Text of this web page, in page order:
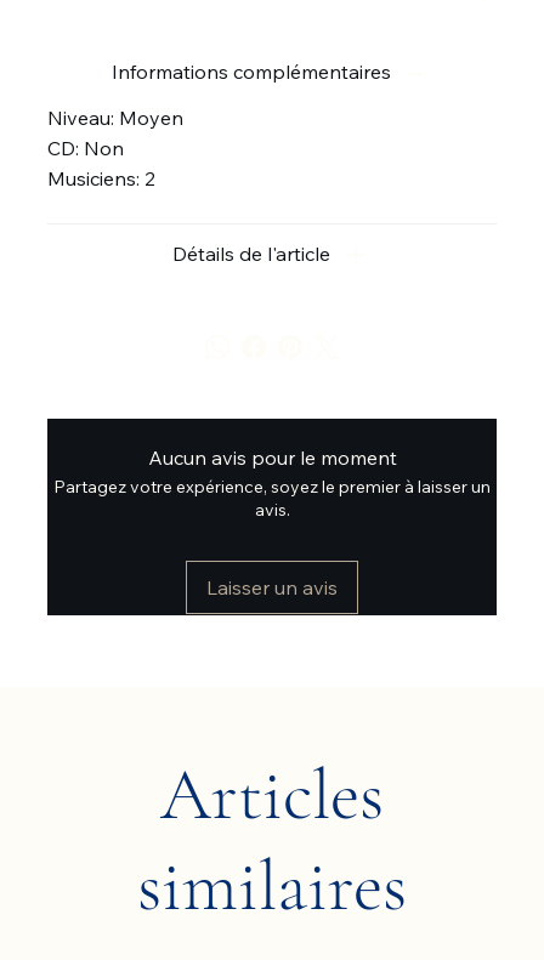
Informations complémentaires
Niveau: Moyen
CD: Non
Musiciens: 2
Détails de l'article
Aucun avis pour le moment
Partagez votre expérience, soyez le premier à laisser un
avis.
Laisser un avis
Articles
similaires